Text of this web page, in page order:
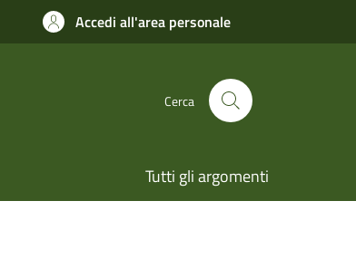
Accedi all'area personale
Cerca
Tutti gli argomenti